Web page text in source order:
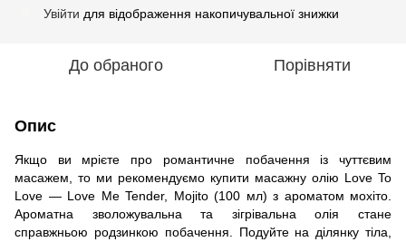
Увійти для відображення накопичувальної знижки
До обраного Порівняти
Опис
Якщо ви мрієте про романтичне побачення із чуттєвим
масажем, то ми рекомендуємо купити масажну олію Love To
Love — Love Me Tender, Mojito (100 мл) з ароматом мохіто.
Ароматна зволожувальна та зігрівальна олія стане
справжньою родзинкою побачення. Подуйте на ділянку тіла,